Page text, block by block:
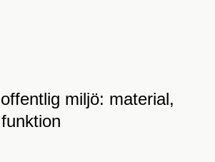
miljö: material,